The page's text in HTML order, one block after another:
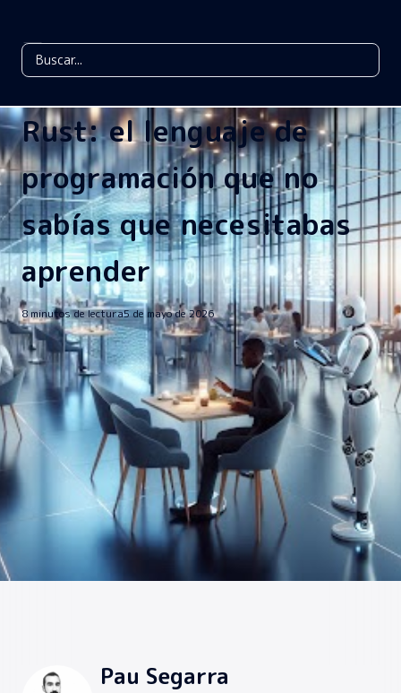
Rust: el lenguaje de
programación que no
sabías que necesitabas
aprender
8 minutos de lectura5 de mayo de 2026
Pau Segarra